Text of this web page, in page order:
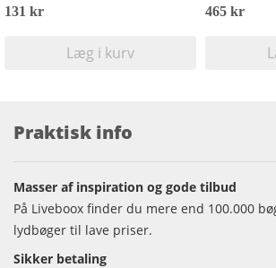
131 kr
Læg i kurv
465 kr
Praktisk info
Masser af inspiration og gode tilbud
På Liveboox finder du mere end 100.000
lydbøger til lave priser.
Sikker betaling